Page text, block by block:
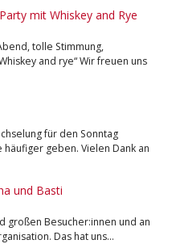
mit Whiskey and Rye
tolle Stimmung,
and rye“ Wir freuen uns
für den Sonntag
geben. Vielen Dank an
und Basti
großen Besucher:innen und an
Das hat uns…